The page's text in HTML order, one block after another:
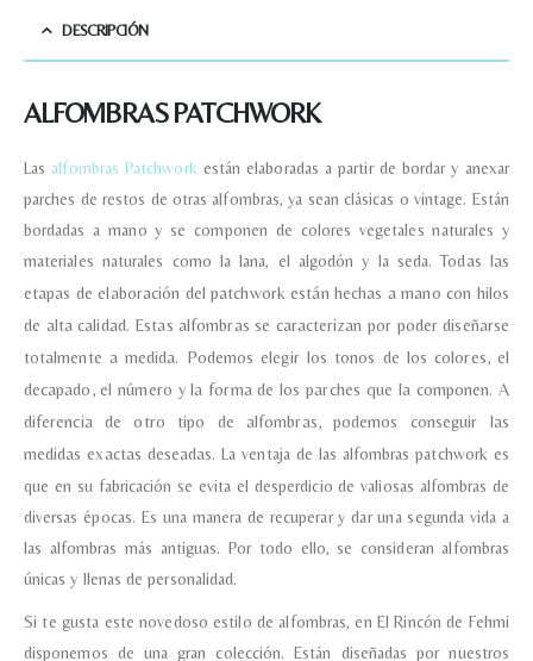
DESCRIPCIÓN
ALFOMBRAS PATCHWORK
Las alfombras Patchwork están elaboradas a partir de bordar y anexar
parches de restos de otras alfombras, ya sean clásicas o vintage. Están
bordadas a mano y se componen de colores vegetales naturales y
materiales naturales como la lana, el algodón y la seda.Todas las
etapas de elaboración del patchwork están hechas a mano con hilos
de alta calidad. Estas alfombras se caracterizan por poder diseñarse
totalmente a medida. Podemos elegir los tonos de los colores, el
decapado, el número y la forma de los parches que la componen. A
diferencia de otro tipo de alfombras, podemos conseguir las
medidas exactas deseadas.La ventaja de las alfombras patchwork es
que en su fabricación se evita el desperdicio de valiosas alfombras de
diversas épocas. Es una manera de recuperar y dar una segunda vida a
las alfombras más antiguas. Por todo ello, se consideran alfombras
únicas y llenas de personalidad.
Si te gusta este novedoso estilo de alfombras, en El Rincón de Fehmi
disponemos de una gran colección. Están diseñadas por nuestros